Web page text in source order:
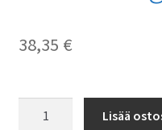
38,35 €
Lisää